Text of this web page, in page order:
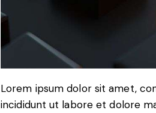
Lorem ipsum dolor sit amet,
incididunt ut labore et dolore